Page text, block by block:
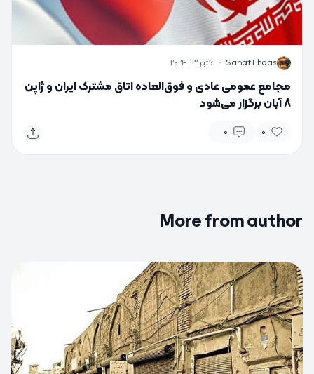
S
Sanat Ehdas
· اکتبر 13, 2024
مجامع عمومی عادی و فوق‌العاده اتاق مشترک ایران و ژاپن
8 آبان برگزار می‌شود
0
0
More from author
0